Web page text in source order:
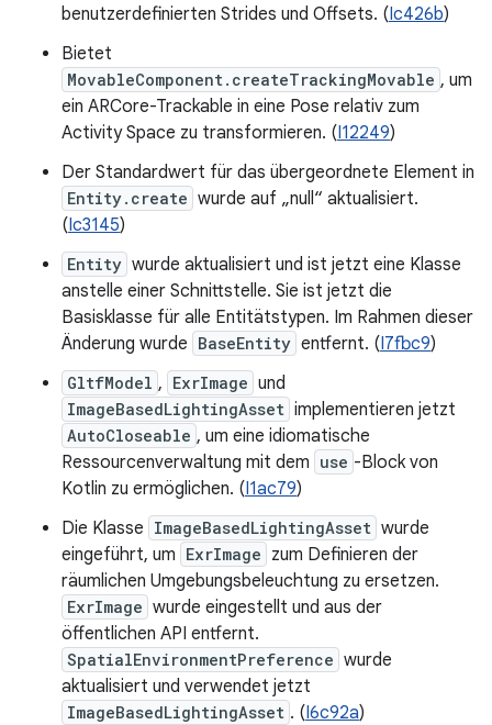
benutzerdefinierten Strides und Offsets. (Ic426b)
Bietet
MovableComponent.createTrackingMovable , um
ein ARCore-Trackable in eine Pose relativ zum
Activity Space zu transformieren. (I12249)
Der Standardwert für das übergeordnete Element in
Entity.create wurde auf „null“ aktualisiert.
(Ic3145)
Entity wurde aktualisiert und ist jetzt eine Klasse
anstelle einer Schnittstelle. Sie ist jetzt die
Basisklasse für alle Entitätstypen. Im Rahmen dieser
Änderung wurde BaseEntity entfernt. (I7fbc9)
GltfModel , ExrImage und
ImageBasedLightingAsset implementieren jetzt
AutoCloseable , um eine idiomatische
Ressourcenverwaltung mit dem use -Block von
Kotlin zu ermöglichen. (I1ac79)
Die Klasse ImageBasedLightingAsset wurde
eingeführt, um ExrImage zum Definieren der
räumlichen Umgebungsbeleuchtung zu ersetzen.
ExrImage wurde eingestellt und aus der
öffentlichen API entfernt.
SpatialEnvironmentPreference wurde
aktualisiert und verwendet jetzt
ImageBasedLightingAsset . (I6c92a)